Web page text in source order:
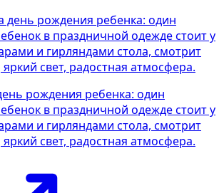
рождения ребенка: один
в праздничной одежде стоит у
и гирляндами стола, смотрит
свет, радостная атмосфера.